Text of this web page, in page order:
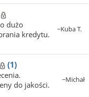
dużo
kredytu.
~Kuba T.
(1)
do jakości.
~Michał